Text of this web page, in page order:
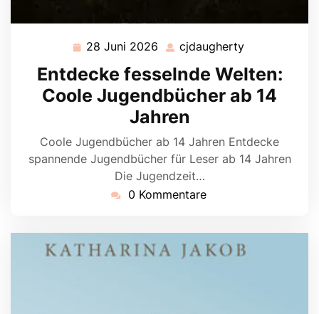
28 Juni 2026 28
Juni
2026
cjdaugherty
Entdecke fesselnde Welten:
Coole Jugendbücher ab 14
Jahren
Coole Jugendbücher ab 14 Jahren Entdecke
spannende Jugendbücher für Leser ab 14 Jahren
Die Jugendzeit…
0 Kommentare